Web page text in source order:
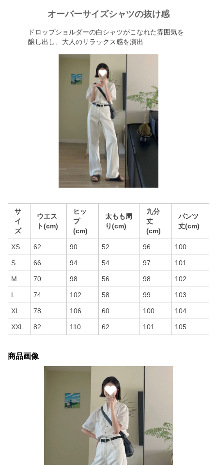
オーバーサイズシャツの抜け感
ドロップショルダーの白シャツがこなれた雰囲気を
醸し出し、大人のリラックス感を演出
サ
イ
ズ
ウエス
ト(cm)
ヒッ
プ
(cm)
太もも周
り(cm)
九分
丈
(cm)
パンツ
丈(cm)
XS 62 90 52 96 100
S 66 94 54 97 101
M 70 98 56 98 102
L 74 102 58 99 103
XL 78 106 60 100 104
XXL 82 110 62 101 105
商品画像